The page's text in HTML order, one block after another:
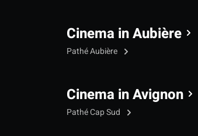
Cinema in Aubière
Pathé Aubière
Cinema in Avignon
Pathé Cap Sud